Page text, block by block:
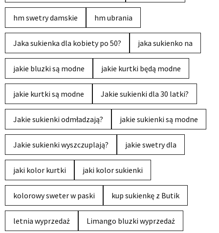
hm swetry damskie hm ubrania
Jaka sukienka dla kobiety po 50? jaka sukienko na
jakie bluzki są modne jakie kurtki będą modne
jakie kurtki są modne Jakie sukienki dla 30 latki?
Jakie sukienki odmładzają? jakie sukienki są modne
Jakie sukienki wyszczuplają? jakie swetry dla
jaki kolor kurtki jaki kolor sukienki
kolorowy sweter w paski kup sukienkę z Butik
letnia wyprzedaż Limango bluzki wyprzedaż